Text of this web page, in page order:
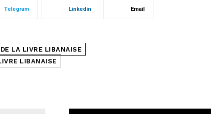
Telegram Linkedin Email
LA LIVRE LIBANAISE
LIBANAISE